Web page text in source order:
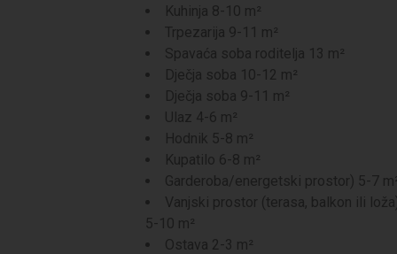
Kuhinja 8-10 m²
Trpezarija 9-11 m²
Spavaća soba roditelja 13 m²
Dječja soba 10-12 m²
Dječja soba 9-11 m²
Ulaz 4-6 m²
Hodnik 5-8 m²
Kupatilo 6-8 m²
Garderoba/energetski prostor) 5-7
Vanjski prostor (terasa, balkon ili
5-10 m²
Ostava 2-3 m²